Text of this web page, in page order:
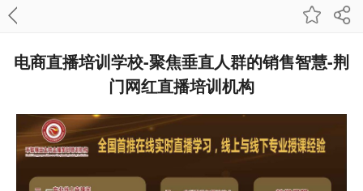
电商直播培训学校-聚焦垂直人群的销售智慧-荆
门网红直播培训机构